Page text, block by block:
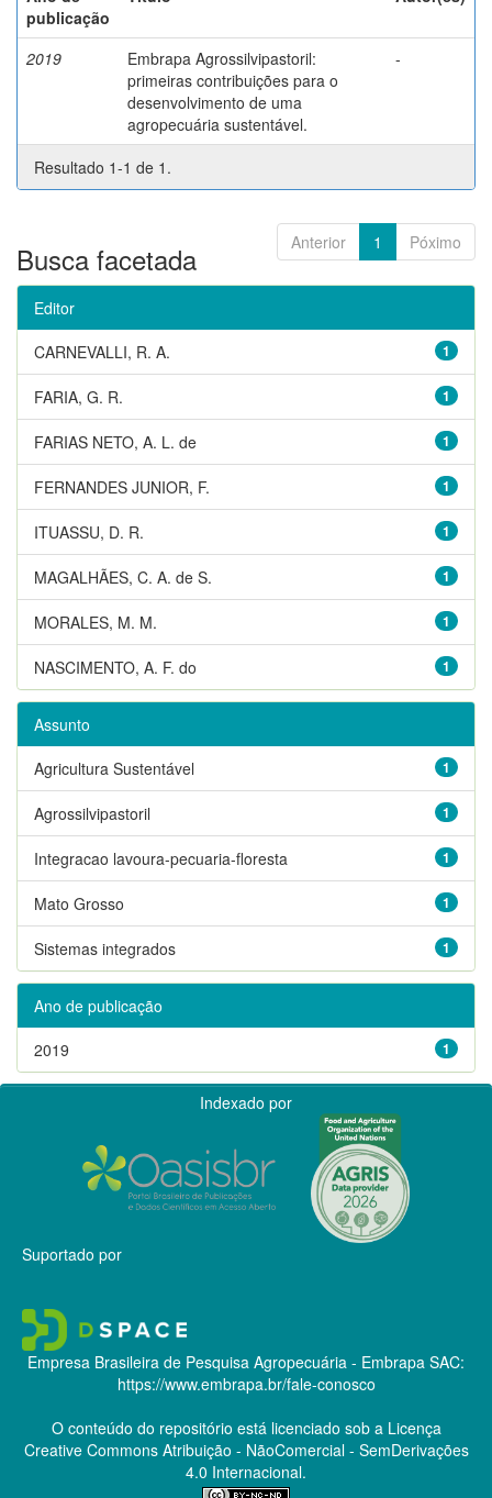
publicação
2019
Embrapa Agrossilvipastoril:
primeiras contribuições para o
desenvolvimento de uma
agropecuária sustentável.
-
Resultado 1-1 de 1.
Anterior 1 Póximo
Busca facetada
Editor
1
CARNEVALLI, R. A.
1
FARIA, G. R.
1
FARIAS NETO, A. L. de
1
FERNANDES JUNIOR, F.
1
ITUASSU, D. R.
1
MAGALHÃES, C. A. de S.
1
MORALES, M. M.
1
NASCIMENTO, A. F. do
Assunto
1
Agricultura Sustentável
1
Agrossilvipastoril
1
Integracao lavoura-pecuaria-floresta
1
Mato Grosso
1
Sistemas integrados
Ano de publicação
1
2019
Indexado por
Suportado por
Empresa Brasileira de Pesquisa Agropecuária - Embrapa SAC:
https://www.embrapa.br/fale-conosco
O conteúdo do repositório está licenciado sob a Licença
Creative CommonsAtribuição - NãoComercial - SemDerivações
4.0 Internacional.